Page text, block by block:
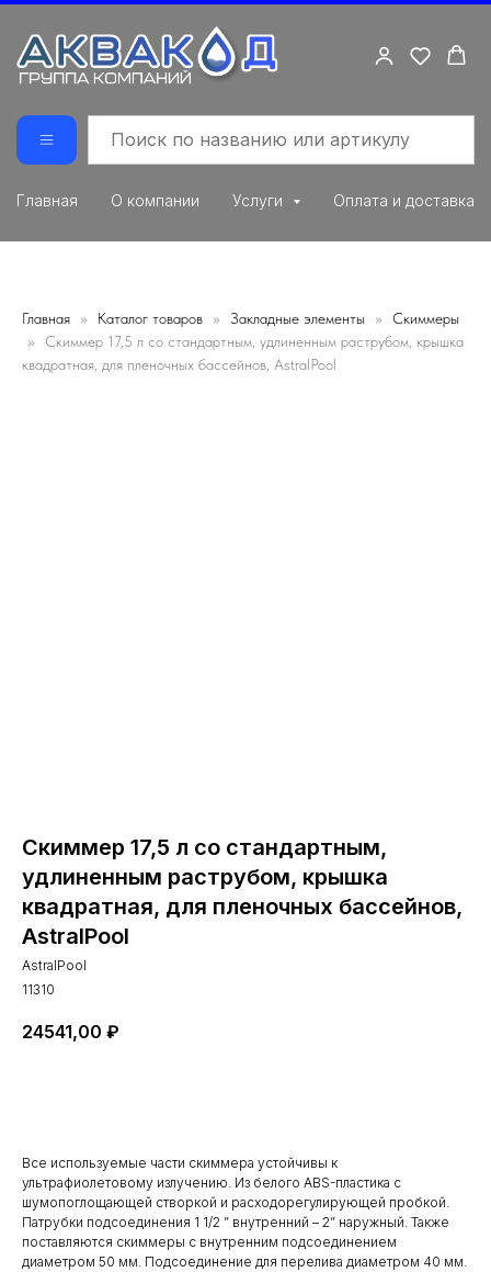
Главная О компании Услуги Оплата и доставка
Главная Каталог товаров Закладные элементы
Скиммеры
Скиммер 17,5 л со стандартным, удлиненным раструбом, крышка
квадрaтная, для пленочных бассейнов, AstralPool
Скиммер 17,5 л со стандартным,
удлиненным раструбом, крышка
квадрaтная, для пленочных бассейнов,
AstralPool
AstralPool
11310
24541,00 ₽
Все используемые части скиммера устойчивы к
ультрафиолетовому излучению. Из белого ABS-пластика с
шумопоглощающей створкой и расходорегулирующей пробкой.
Патрубки подсоединения 1 1/2 ” внутренний – 2” наружный. Также
поставляются скиммеры с внутренним подсоединением
диаметром 50 мм. Подсоединение для перелива диаметром 40 мм.